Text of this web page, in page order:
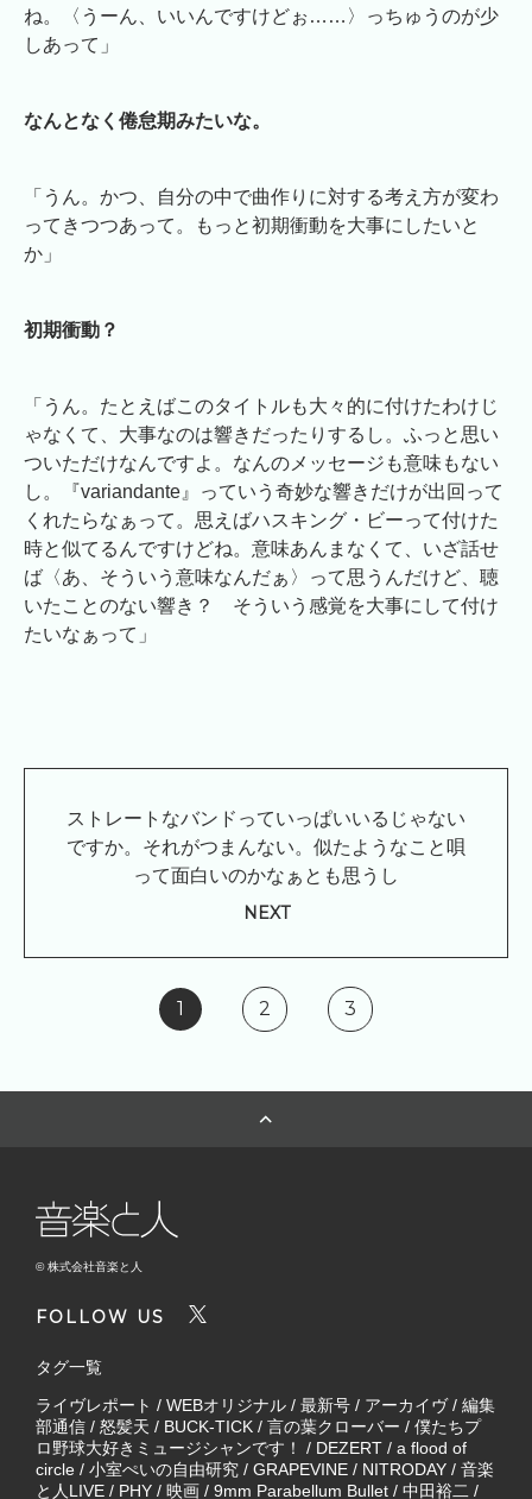
ね。〈うーん、いいんですけどぉ……〉っちゅうのが少
しあって」
なんとなく倦怠期みたいな。
「うん。かつ、自分の中で曲作りに対する考え方が変わ
ってきつつあって。もっと初期衝動を大事にしたいと
か」
初期衝動？
「うん。たとえばこのタイトルも大々的に付けたわけじ
ゃなくて、大事なのは響きだったりするし。ふっと思い
ついただけなんですよ。なんのメッセージも意味もない
し。『variandante』っていう奇妙な響きだけが出回って
くれたらなぁって。思えばハスキング・ビーって付けた
時と似てるんですけどね。意味あんまなくて、いざ話せ
ば〈あ、そういう意味なんだぁ〉って思うんだけど、聴
いたことのない響き？ そういう感覚を大事にして付け
たいなぁって」
ストレートなバンドっていっぱいいるじゃない
ですか。それがつまんない。似たようなこと唄
って面白いのかなぁとも思うし
NEXT
1 2 3
© 株式会社音楽と人
FOLLOW US
タグ一覧
ライヴレポート / WEBオリジナル / 最新号 / アーカイヴ/ 編集
部通信 / 怒髪天 / BUCK-TICK / 言の葉クローバー / 僕たちプ
ロ野球大好きミュージシャンです！
/ DEZERT / a flood of
circle / 小室ぺいの自由研究 / GRAPEVINE / NITRODAY / 音楽
と人LIVE / PHY / 映画 / 9mm Parabellum Bullet / 中田裕二 /